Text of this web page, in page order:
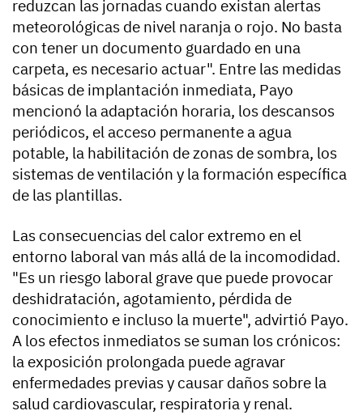
reduzcan las jornadas cuando existan alertas
meteorológicas de nivel naranja o rojo. No basta
con tener un documento guardado en una
carpeta, es necesario actuar". Entre las medidas
básicas de implantación inmediata, Payo
mencionó la adaptación horaria, los descansos
periódicos, el acceso permanente a agua
potable, la habilitación de zonas de sombra, los
sistemas de ventilación y la formación específica
de las plantillas.
Las consecuencias del calor extremo en el
entorno laboral van más allá de la incomodidad.
"Es un riesgo laboral grave que puede provocar
deshidratación, agotamiento, pérdida de
conocimiento e incluso la muerte", advirtió Payo.
A los efectos inmediatos se suman los crónicos:
la exposición prolongada puede agravar
enfermedades previas y causar daños sobre la
salud cardiovascular, respiratoria y renal.